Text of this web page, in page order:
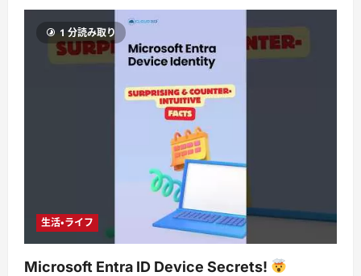
1 分読み取り
生活・ライフ
Microsoft Entra ID Device Secrets!